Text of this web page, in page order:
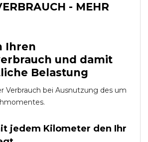
- MEHR
Ihren
und damit
Belastung
Verbrauch bei Ausnutzung des um
jedem Kilometer den Ihr